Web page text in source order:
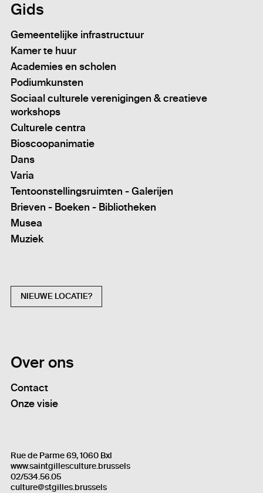
Gids
Gemeentelijke infrastructuur
Kamer te huur
Academies en scholen
Podiumkunsten
Sociaal culturele verenigingen & creatieve
workshops
Culturele centra
Bioscoopanimatie
Dans
Varia
Tentoonstellingsruimten - Galerijen
Brieven - Boeken - Bibliotheken
Musea
Muziek
NIEUWE LOCATIE?
Over ons
Contact
Onze visie
Rue de Parme 69, 1060 Bxl
www.saintgillesculture.brussels
02/534.56.05
culture@stgilles.brussels